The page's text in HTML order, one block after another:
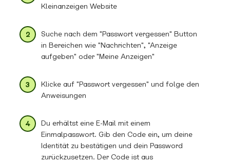
Kleinanzeigen Website
Suche nach dem "Passwort vergessen" Button
in Bereichen wie "Nachrichten", "Anzeige
aufgeben" oder "Meine Anzeigen"
Klicke auf "Passwort vergessen" und folge den
Anweisungen
Du erhältst eine E-Mail mit einem
Einmalpasswort. Gib den Code ein, um deine
Identität zu bestätigen und dein Password
zurückzusetzen. Der Code ist aus